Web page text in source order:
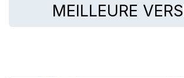
MEILLEURE